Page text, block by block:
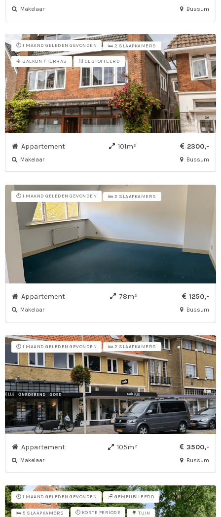
Makelaar Bussum
⏱️ 1 MAAND GELEDEN GEVONDEN 🛌 2 SLAAPKAMERS
☀️ BALKON / TERRAS 🪟 GESTOFFEERD
Appartement 101m² 2300,-
Makelaar Bussum
⏱️ 1 MAAND GELEDEN GEVONDEN 🛌 2 SLAAPKAMERS
Appartement 78m² 1250,-
Makelaar Bussum
⏱️ 1 MAAND GELEDEN GEVONDEN 🛌 2 SLAAPKAMERS
Appartement 105m² 3500,-
Makelaar Bussum
⏱️ 1 MAAND GELEDEN GEVONDEN 🪑 GEMEUBILEERD
🛌 5 SLAAPKAMERS ⏱️ KORTE PERIODE 🌳 TUIN